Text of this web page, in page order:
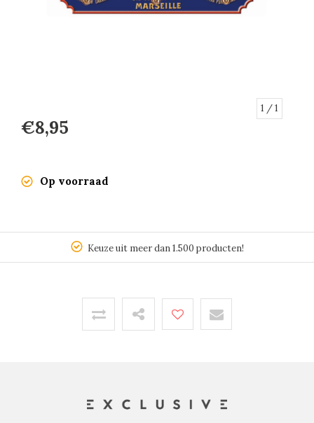
1 / 1
€8,95
Op voorraad
Keuze uit meer dan 1.500 producten!